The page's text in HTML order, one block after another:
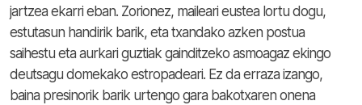
jartzea ekarri eban. Zorionez, maileari eustea lortu dogu,
estutasun handirik barik, eta txandako azken postua
saihestu eta aurkari guztiak gainditzeko asmoagaz ekingo
deutsagu domekako estropadeari. Ez da erraza izango,
baina presinorik barik urtengo gara bakotxaren onena